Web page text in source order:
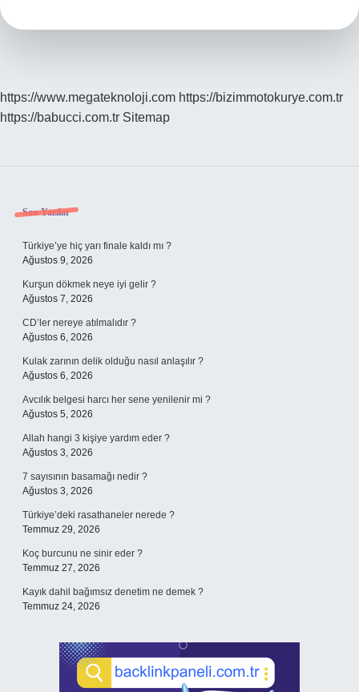
https://www.megateknoloji.com https://bizimmotokurye.com.tr
https://babucci.com.tr Sitemap
Sidebar
Son Yazılar
Türkiye’ye hiç yarı finale kaldı mı ?
Ağustos 9, 2026
Kurşun dökmek neye iyi gelir ?
Ağustos 7, 2026
CD’ler nereye atılmalıdır ?
Ağustos 6, 2026
Kulak zarının delik olduğu nasıl anlaşılır ?
Ağustos 6, 2026
Avcılık belgesi harcı her sene yenilenir mi ?
Ağustos 5, 2026
Allah hangi 3 kişiye yardım eder ?
Ağustos 3, 2026
7 sayısının basamağı nedir ?
Ağustos 3, 2026
Türkiye’deki rasathaneler nerede ?
Temmuz 29, 2026
Koç burcunu ne sinir eder ?
Temmuz 27, 2026
Kayık dahil bağımsız denetim ne demek ?
Temmuz 24, 2026